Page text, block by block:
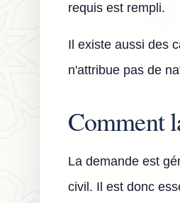
requis est rempli.
Il existe aussi des
n'attribue pas de
Comment
La demande est
civil. Il est donc